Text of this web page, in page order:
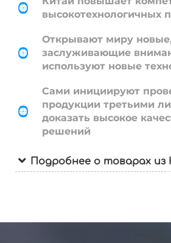
высокотехнологичных
Открывают миру
заслуживающие
используют новые
Сами инициируют
продукции третьими
доказать высокое
решений
Подробнее о товарах из